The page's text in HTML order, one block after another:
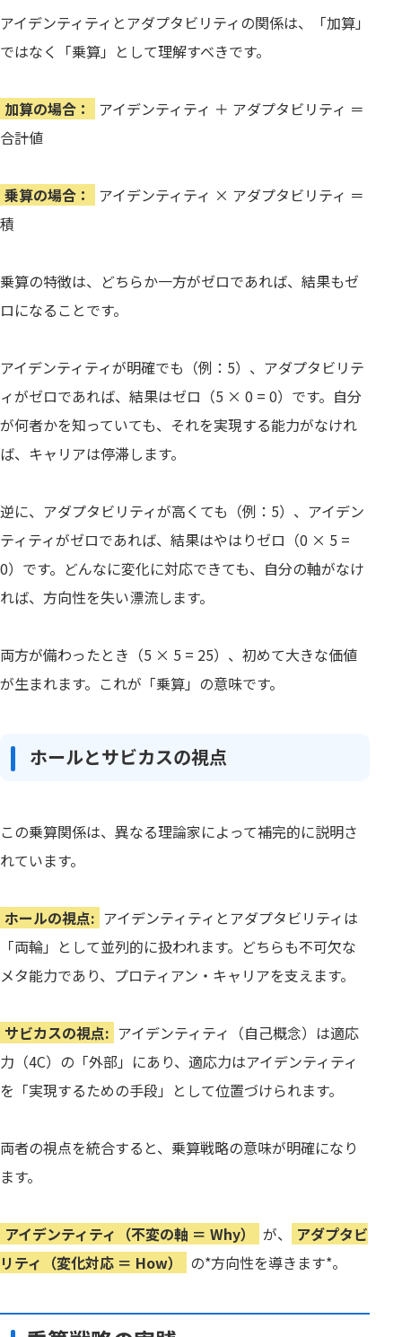
アイデンティティとアダプタビリティの関係は、「加算」
ではなく「乗算」として理解すべきです。
加算の場合：
アイデンティティ ＋ アダプタビリティ ＝
合計値
乗算の場合：
アイデンティティ × アダプタビリティ ＝
積
乗算の特徴は、どちらか一方がゼロであれば、結果もゼ
ロになることです。
アイデンティティが明確でも（例：5）、アダプタビリテ
ィがゼロであれば、結果はゼロ（5 × 0 = 0）です。自分
が何者かを知っていても、それを実現する能力がなけれ
ば、キャリアは停滞します。
逆に、アダプタビリティが高くても（例：5）、アイデン
ティティがゼロであれば、結果はやはりゼロ（0 × 5 =
0）です。どんなに変化に対応できても、自分の軸がなけ
れば、方向性を失い漂流します。
両方が備わったとき（5 × 5 = 25）、初めて大きな価値
が生まれます。これが「乗算」の意味です。
ホールとサビカスの視点
この乗算関係は、異なる理論家によって補完的に説明さ
れています。
ホールの視点: アイデンティティとアダプタビリティは
「両輪」として並列的に扱われます。どちらも不可欠な
メタ能力であり、プロティアン・キャリアを支えます。
サビカスの視点: アイデンティティ（自己概念）は適応
力（4C）の「外部」にあり、適応力はアイデンティティ
を「実現するための手段」として位置づけられます。
両者の視点を統合すると、乗算戦略の意味が明確になり
ます。
アイデンティティ（不変の軸 ＝ Why） が、
アダプタビ
リティ（変化対応 ＝ How）
の*方向性を導きます*。